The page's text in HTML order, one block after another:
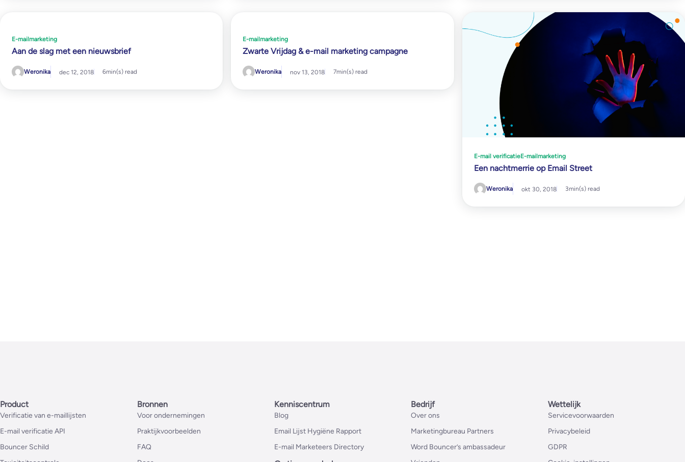
E-mailmarketing
Aan de slag met een nieuwsbrief
Weronika dec 12, 2018 6min(s) read
E-mailmarketing
Zwarte Vrijdag & e-mail marketing campagne
Weronika nov 13, 2018 7min(s) read
E-mail verificatieE-mailmarketing
Een nachtmerrie op Email Street
Weronika okt 30, 2018 3min(s) read
Product
Verificatie van e-maillijsten
E-mail verificatie API
Bouncer Schild
Bronnen
Voor ondernemingen
Praktijkvoorbeelden
FAQ
Kenniscentrum
Blog
Email Lijst Hygiëne Rapport
E-mail Marketeers Directory
Bedrijf
Over ons
Marketingbureau Partners
Word Bouncer’s ambassadeur
Wettelijk
Servicevoorwaarden
Privacybeleid
GDPR